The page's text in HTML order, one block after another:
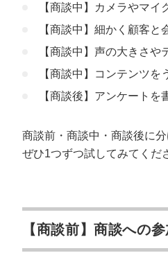
【商談中】カメラやマイ
【商談中】細かく顧客と
【商談中】声の大きさや
【商談中】コンテンツを
【商談後】アンケートを
商談前・商談中・商談後に
ぜひ1つずつ試してみてくだ
【商談前】商談への